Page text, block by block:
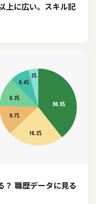
上に広い。スキル記
？ 職歴データに見る